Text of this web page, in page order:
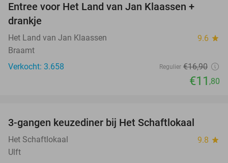
Entree voor Het Land van Jan Klaassen +
drankje
Het Land van Jan Klaassen 9.6 star
Braamt
Verkocht: 3.658
Regulier €16,90
€11 ,80
3-gangen keuzediner bij Het Schaftlokaal
Het Schaftlokaal 9.8 star
Ulft